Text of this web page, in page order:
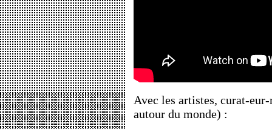
Avec les artistes, curat-
autour du monde) :